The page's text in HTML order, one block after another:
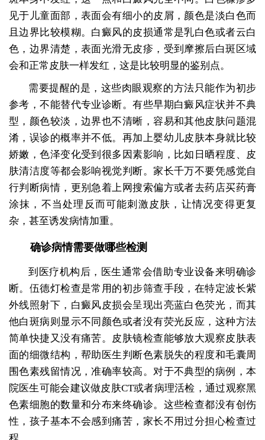
见于儿童面部，表面会有细小的皮屑，颜色是淡白色而
且边界比较模糊。白癜风的皮损通常是乳白色或者云白
色，边界清楚，表面光滑无皮疹，受到摩擦后白斑区域
会和正常皮肤一样发红，这是比较明显的鉴别点。
需要提醒的是，这些肉眼观察的方法只能作为初步
参考，不能替代专业诊断。有些早期白癜风症状并不典
型，颜色较淡，边界也不清晰，容易和其他皮肤问题混
淆，误诊的概率并不低。再加上婴幼儿皮肤本身就比较
娇嫩，色泽变化受到很多因素影响，比如日晒程度、皮
肤清洁度等都会影响视觉判断。家长千万不要凭感觉自
行判断病情，更别急着上网搜索偏方或者去药店买药膏
涂抹，不当处理反而可能刺激皮肤，让情况变得更复
杂，甚至诱发病情加重。
确诊病情需要做哪些检测
到医疗机构后，医生通常会借助专业设备来明确诊
断。伍德灯检查是常用的初步筛查手段，在特定波长紫
外线照射下，白癜风皮损会呈现出亮蓝白色荧光，而其
他白斑病则显示不同颜色或者没有荧光反应，这种方法
简单快捷又没有痛苦。皮肤镜检查能够放大观察皮肤表
面的细微结构，帮助医生判断色素脱失的程度和毛囊周
围色素残留情况，准确率较高。对于不典型的病例，本
院医生可能会建议做皮肤CT或者病理活检，通过观察黑
色素细胞的数量和分布来终确诊。这些检查都没有创伤
性，孩子基本不会感到痛苦，家长不用过分担心检查过